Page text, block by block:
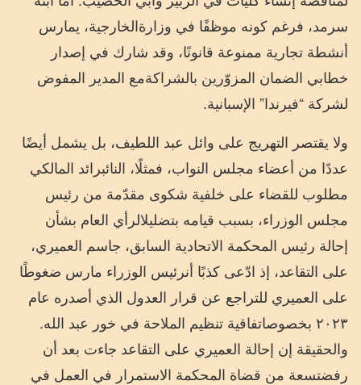
سرمد، فرغم كونه موظفًا في وزارةالخارجية، يمارس
أنشطة تجارية ممنوعة قانونًا، وقد شارك في إصدار
خطابي الضمان المزوّرين بالشراكةمع المدير المفوض
لشركة “فيرندا” الإسبانية.
ولا يقتصر التهريج على وائل عبد اللطيف، بل يشمل أيضًا
عددًا من أعضاء مجلس النواب، فمثلًا، النائبرائد المالكي
مطلوب للقضاء على خلفية شكوى مقدّمة من رئيس
مجلس الوزراء، بسبب قيامه بتضليلالرأي العام بشأن
إحالة رئيس المحكمة الاتحادية السابق، جاسم العميري،
على التقاعد، إذ ادّعى كذبًا أنرئيس الوزراء مارس ضغوطًا
على العميري للتراجع عن قرار العدول الذي أصدره عام
٢٠٢٣ بخصوصاتفاقية تنظيم الملاحة في خور عبد الله.
والحقيقة إن إحالة العميري على التقاعد جاءت بعد أن
رفضتسعة من قضاة المحكمة الاستمرار في العمل في